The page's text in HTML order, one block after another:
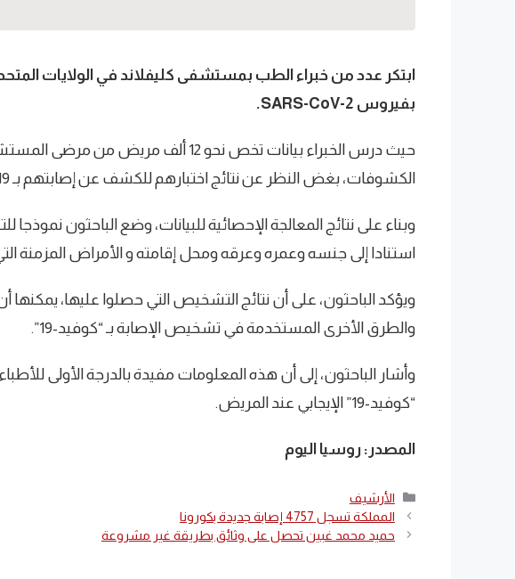
ابتكر عدد من خبراء الطب بمستشفى كليفلاند في الولايات
بفيروس SARS-CoV-2.
حيث درس الخبراء بيانات تخص نحو 12 ألف
الكشوفات، بغض النظر عن نتائج اختبارهم للكشف عن إصابتهم بـ COVID-19.
وبناء على نتائج المعالجة الإحصائية للبيانات، وضع الباحثون
استنادا إلى جنسه وعمره وعرقه ومحل إقامته و الأمراض المزمنة التي
ويؤكد الباحثون، على أن نتائج التشخيص التي حصلوا عليها،
والطرق الأخرى المستخدمة في تشخيص الإصابة بـ “كوفيد-19”.
وأشار الباحثون، إلى أن هذه المعلومات مفيدة بالدرجة الأولى
“كوفيد-19” الإيجابي عند المريض.
المصدر: روسيا اليوم
التصنيفات
الأرشيف
المملكة تسجل 4757 إصابة جديدة بكورونا
حميد محمد غبين تحصل على وثائق بطريقة غير مشروعة